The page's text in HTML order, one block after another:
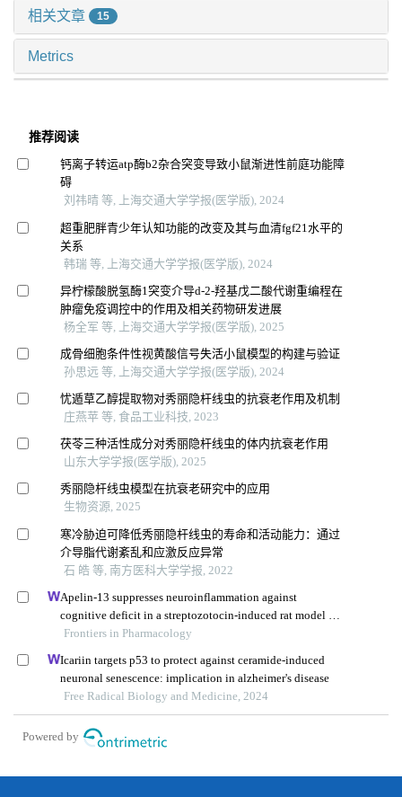
相关文章 15
Metrics
推荐阅读
钙离子转运atp酶b2杂合突变导致小鼠渐进性前庭功能障
碍
刘祎晴 等, 上海交通大学学报(医学版), 2024
超重肥胖青少年认知功能的改变及其与血清fgf21水平的
关系
韩瑞 等, 上海交通大学学报(医学版), 2024
异柠檬酸脱氢酶1突变介导d-2-羟基戊二酸代谢重编程在
肿瘤免疫调控中的作用及相关药物研发进展
杨全军 等, 上海交通大学学报(医学版), 2025
成骨细胞条件性视黄酸信号失活小鼠模型的构建与验证
孙思远 等, 上海交通大学学报(医学版), 2024
忧遁草乙醇提取物对秀丽隐杆线虫的抗衰老作用及机制
庄燕苹 等, 食品工业科技, 2023
茯苓三种活性成分对秀丽隐杆线虫的体内抗衰老作用
山东大学学报(医学版), 2025
秀丽隐杆线虫模型在抗衰老研究中的应用
生物资源, 2025
寒冷胁迫可降低秀丽隐杆线虫的寿命和活动能力：通过
介导脂代谢紊乱和应激反应异常
石 皓 等, 南方医科大学学报, 2022
Apelin-13 suppresses neuroinflammation against
cognitive deficit in a streptozotocin-induced rat model of
alzheimer's disease through activation of bdnf-trkb
Frontiers in Pharmacology
Icariin targets p53 to protect against ceramide-induced
neuronal senescence: implication in alzheimer's disease
Free Radical Biology and Medicine, 2024
Powered by